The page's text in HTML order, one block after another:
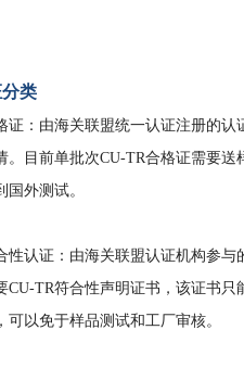
类
证：由海关联盟统一认证注册的
。目前单批次CU-TR合格证需要
国外测试。
性认证：由海关联盟认证机构参
CU-TR符合性声明证书，该证书
可以免于样品测试和工厂审核。